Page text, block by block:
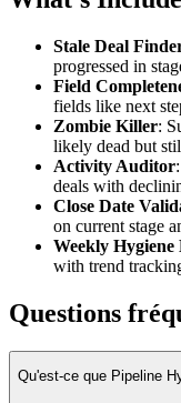
Stale Deal
progressed in
Field
fields like next
Zombie Killer:
likely dead but
Activity Auditor
deals with
Close Date
on current stage
Weekly Hygiene
with trend
Questions
Qu'est-ce que Pipeline